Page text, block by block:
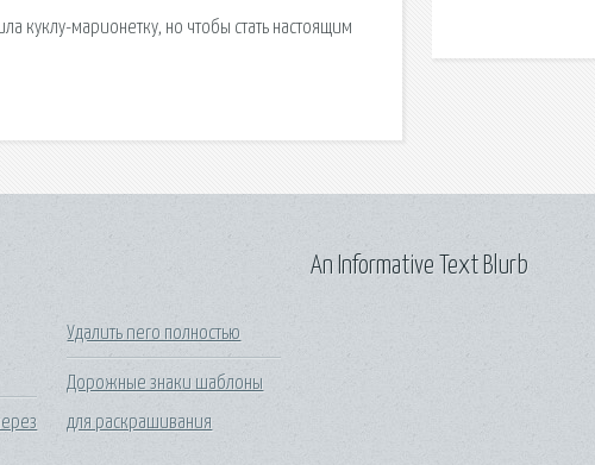
куклу-марионетку, но чтобы стать настоящим
Удалить nero полностью
Дорожные знаки шаблоны
для раскрашивания
An Informative Text Blurb